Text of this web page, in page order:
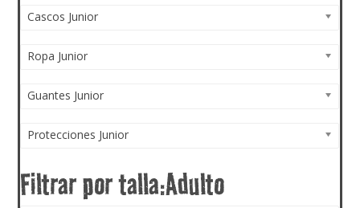
Cascos Junior
Ropa Junior
Guantes Junior
Protecciones Junior